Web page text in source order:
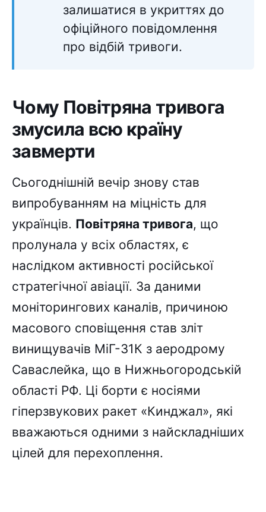
залишатися в укриттях до
офіційного повідомлення
про відбій тривоги.
Чому Повітряна тривога
змусила всю країну
завмерти
Сьогоднішній вечір знову став
випробуванням на міцність для
українців. Повітряна тривога, що
пролунала у всіх областях, є
наслідком активності російської
стратегічної авіації. За даними
моніторингових каналів, причиною
масового сповіщення став зліт
винищувачів МіГ-31К з аеродрому
Саваслейка, що в Нижньогородській
області РФ. Ці борти є носіями
гіперзвукових ракет «Кинджал», які
вважаються одними з найскладніших
цілей для перехоплення.